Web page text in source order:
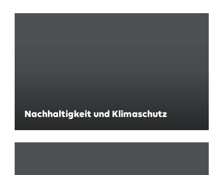
Nachhaltigkeit und Klimaschutz